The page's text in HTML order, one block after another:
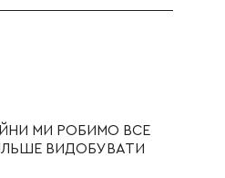
МИ РОБИМО ВСЕ
ВИДОБУВАТИ